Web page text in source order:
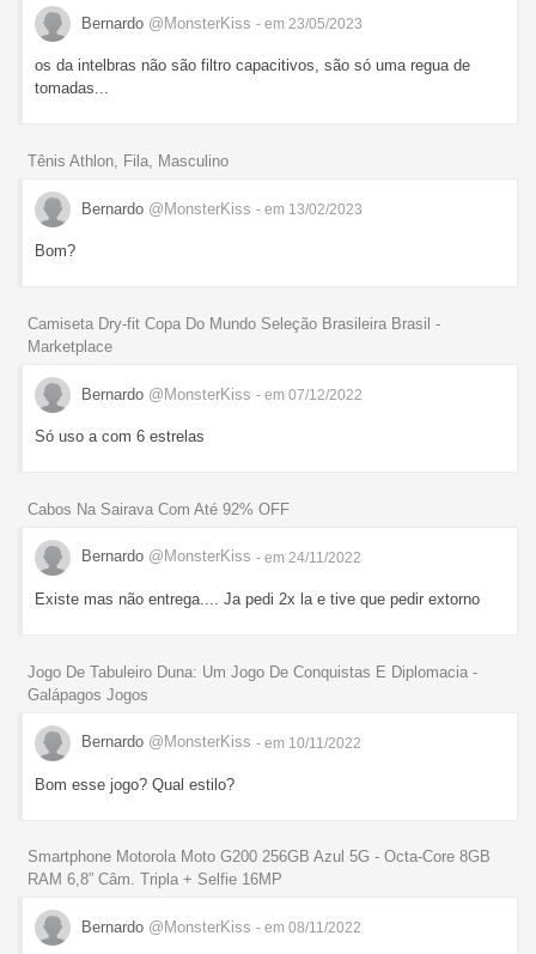
Bernardo @MonsterKiss - em 23/05/2023
os da intelbras não são filtro capacitivos, são só uma regua de
tomadas...
Tênis Athlon, Fila, Masculino
Bernardo @MonsterKiss - em 13/02/2023
Bom?
Camiseta Dry-fit Copa Do Mundo Seleção Brasileira Brasil -
Marketplace
Bernardo @MonsterKiss - em 07/12/2022
Só uso a com 6 estrelas
Cabos Na Sairava Com Até 92% OFF
Bernardo @MonsterKiss - em 24/11/2022
Existe mas não entrega.... Ja pedi 2x la e tive que pedir extorno
Jogo De Tabuleiro Duna: Um Jogo De Conquistas E Diplomacia -
Galápagos Jogos
Bernardo @MonsterKiss - em 10/11/2022
Bom esse jogo? Qual estilo?
Smartphone Motorola Moto G200 256GB Azul 5G - Octa-Core 8GB
RAM 6,8” Câm. Tripla + Selfie 16MP
Bernardo @MonsterKiss - em 08/11/2022